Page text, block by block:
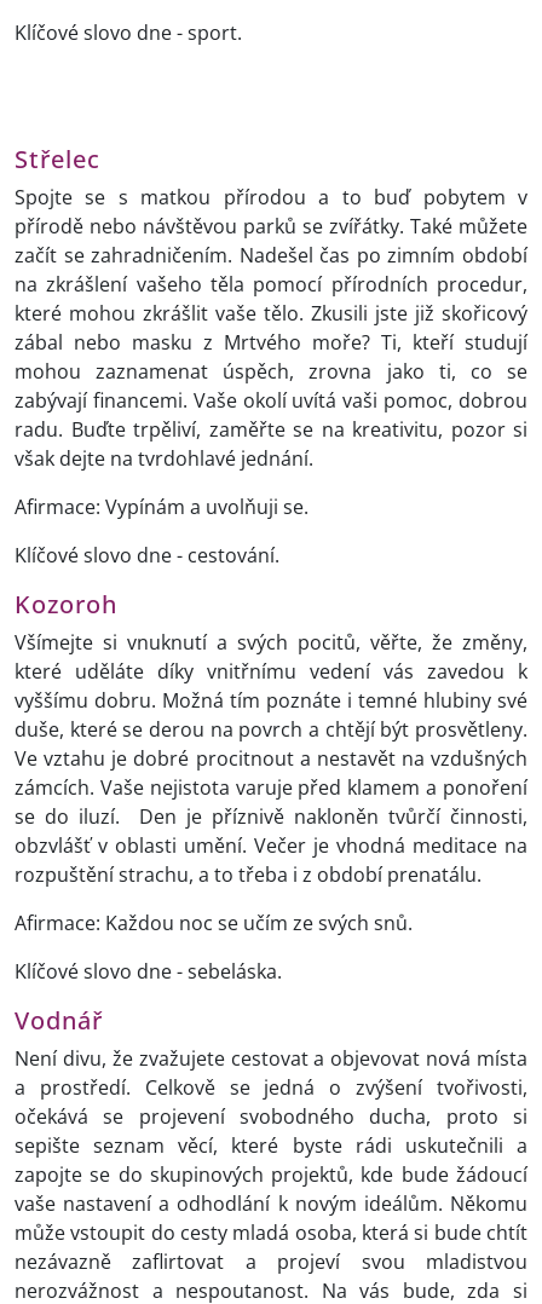
Klíčové slovo dne - sport.
Střelec
Spojte se s matkou přírodou a to buď pobytem v
přírodě nebo návštěvou parků se zvířátky. Také můžete
začít se zahradničením. Nadešel čas po zimním období
na zkrášlení vašeho těla pomocí přírodních procedur,
které mohou zkrášlit vaše tělo. Zkusili jste již skořicový
zábal nebo masku z Mrtvého moře? Ti, kteří studují
mohou zaznamenat úspěch, zrovna jako ti, co se
zabývají financemi. Vaše okolí uvítá vaši pomoc, dobrou
radu. Buďte trpěliví, zaměřte se na kreativitu, pozor si
však dejte na tvrdohlavé jednání.
Afirmace: Vypínám a uvolňuji se.
Klíčové slovo dne - cestování.
Kozoroh
Všímejte si vnuknutí a svých pocitů, věřte, že změny,
které uděláte díky vnitřnímu vedení vás zavedou k
vyššímu dobru. Možná tím poznáte i temné hlubiny své
duše, které se derou na povrch a chtějí být prosvětleny.
Ve vztahu je dobré procitnout a nestavět na vzdušných
zámcích. Vaše nejistota varuje před klamem a ponoření
se do iluzí. Den je příznivě nakloněn tvůrčí činnosti,
obzvlášť v oblasti umění. Večer je vhodná meditace na
rozpuštění strachu, a to třeba i z období prenatálu.
Afirmace: Každou noc se učím ze svých snů.
Klíčové slovo dne - sebeláska.
Vodnář
Není divu, že zvažujete cestovat a objevovat nová místa
a prostředí. Celkově se jedná o zvýšení tvořivosti,
očekává se projevení svobodného ducha, proto si
sepište seznam věcí, které byste rádi uskutečnili a
zapojte se do skupinových projektů, kde bude žádoucí
vaše nastavení a odhodlání k novým ideálům. Někomu
může vstoupit do cesty mladá osoba, která si bude chtít
nezávazně zaflirtovat a projeví svou mladistvou
nerozvážnost a nespoutanost. Na vás bude, zda si